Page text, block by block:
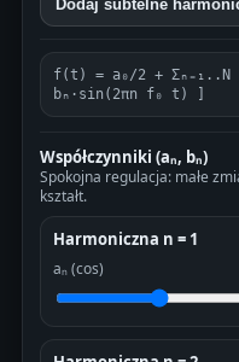
Dodaj subtelne
f(t) = a₀/2 + Σₙ₌₁..N
bₙ·sin(2πn f₀ t) ]
Współczynniki (aₙ, bₙ)
Spokojna regulacja: małe
kształt.
Harmoniczna n = 1
aₙ (cos)